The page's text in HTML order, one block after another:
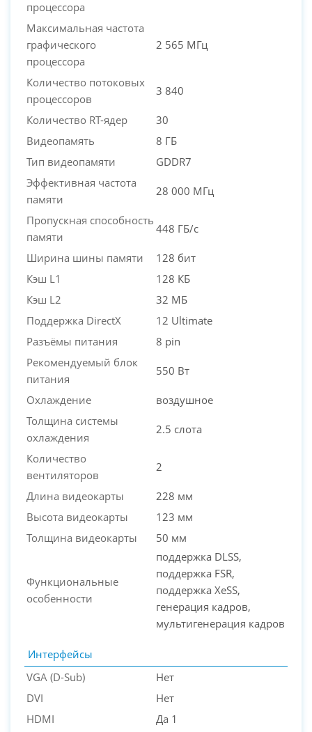
процессора
Максимальная частота
графического
процессора
2 565 МГц
Количество потоковых
процессоров
3 840
Количество RT-ядер
30
Видеопамять
8 ГБ
Тип видеопамяти
GDDR7
Эффективная частота
памяти
28 000 МГц
Пропускная способность
памяти
448 ГБ/с
Ширина шины памяти
128 бит
Кэш L1
128 КБ
Кэш L2
32 МБ
Поддержка DirectX
12 Ultimate
Разъёмы питания
8 pin
Рекомендуемый блок
питания
550 Вт
Охлаждение
воздушное
Толщина системы
охлаждения
2.5 слота
Количество
вентиляторов
2
Длина видеокарты
228 мм
Высота видеокарты
123 мм
Толщина видеокарты
50 мм
Функциональные
особенности
поддержка DLSS,
поддержка FSR,
поддержка XeSS,
генерация кадров,
мультигенерация кадров
Интерфейсы
VGA (D-Sub)
Нет
DVI
Нет
HDMI
Да 1